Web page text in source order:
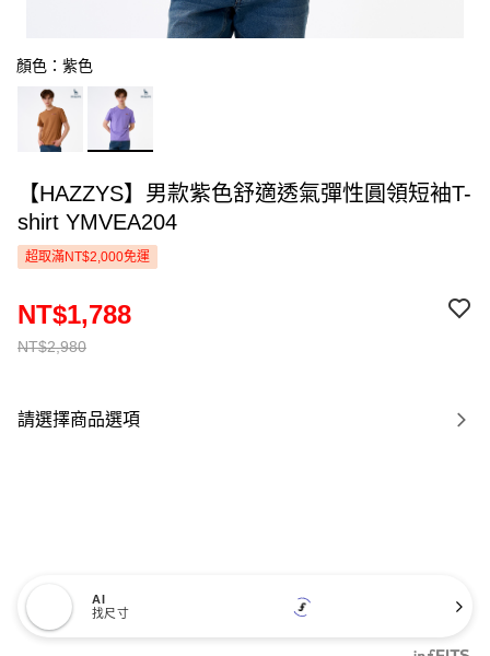
顏色：紫色
【HAZZYS】男款紫色舒適透氣彈性圓領短袖T-
shirt YMVEA204
超取滿NT$2,000免運
NT$2,980
NT$1,788
請選擇商品選項
AI
找尺寸